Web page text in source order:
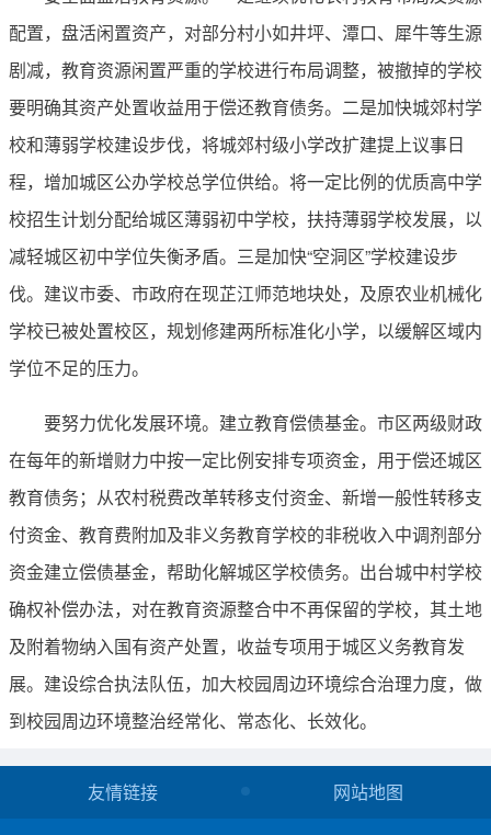
配置，盘活闲置资产，对部分村小如井坪、潭口、犀牛等生源
剧减，教育资源闲置严重的学校进行布局调整，被撤掉的学校
要明确其资产处置收益用于偿还教育债务。二是加快城郊村学
校和薄弱学校建设步伐，将城郊村级小学改扩建提上议事日
程，增加城区公办学校总学位供给。将一定比例的优质高中学
校招生计划分配给城区薄弱初中学校，扶持薄弱学校发展，以
减轻城区初中学位失衡矛盾。三是加快“空洞区”学校建设步
伐。建议市委、市政府在现芷江师范地块处，及原农业机械化
学校已被处置校区，规划修建两所标准化小学，以缓解区域内
学位不足的压力。
要努力优化发展环境。建立教育偿债基金。市区两级财政
在每年的新增财力中按一定比例安排专项资金，用于偿还城区
教育债务；从农村税费改革转移支付资金、新增一般性转移支
付资金、教育费附加及非义务教育学校的非税收入中调剂部分
资金建立偿债基金，帮助化解城区学校债务。出台城中村学校
确权补偿办法，对在教育资源整合中不再保留的学校，其土地
及附着物纳入国有资产处置，收益专项用于城区义务教育发
展。建设综合执法队伍，加大校园周边环境综合治理力度，做
到校园周边环境整治经常化、常态化、长效化。
友情链接 网站地图